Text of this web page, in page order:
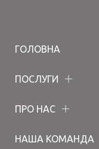
ГОЛОВНА
ПОСЛУГИ
ПРО НАС
НАША КОМАНДА